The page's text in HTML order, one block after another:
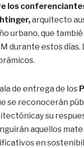
los
arquitecto
urbano, que
durante estos
de entrega de los
se reconocerán
su
aquellos
en